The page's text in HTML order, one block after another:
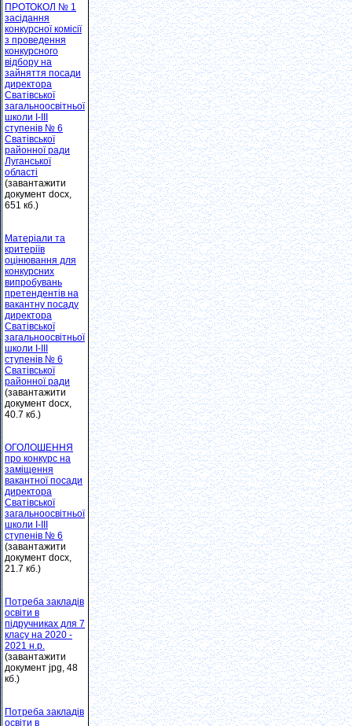
ПРОТОКОЛ № 1
засідання
конкурсної комісії
з проведення
конкурсного
відбору на
зайняття посади
директора
Сватівської
загальноосвітньої
школи I-III
ступенів № 6
Сватівської
районної ради
Луганської
області
(завантажити
документ docx,
651 кб.)
Матеріали та
критеріїв
оцінювання для
конкурсних
випробувань
претендентів на
вакантну посаду
директора
Сватівської
загальноосвітньої
школи І-ІІІ
ступенів № 6
Сватівської
районної ради
(завантажити
документ docx,
40.7 кб.)
ОГОЛОШЕННЯ
про конкурс на
заміщення
вакантної посади
директора
Сватівської
загальноосвітньої
школи І-ІІІ
ступенів № 6
(завантажити
документ docx,
21.7 кб.)
Потреба закладів
освіти в
підручниках для 7
класу на 2020 -
2021 н.р.
(завантажити
документ jpg, 48
кб.)
Потреба закладів
освіти в